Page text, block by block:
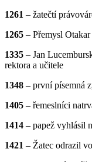
1261 – žatečtí
1265 – Přemysl
1335 – Jan
rektora a učitele
1348 – první písemná
1405 – řemeslníci
1414 – papež vyhlásil
1421 – Žatec odrazil